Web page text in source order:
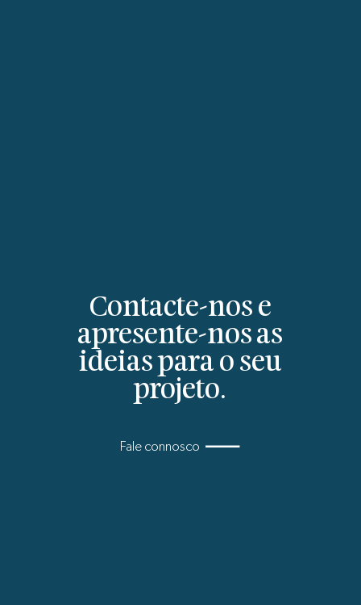
Contacte-nos e
apresente-nos as
ideias para o seu
projeto.
Fale connosco